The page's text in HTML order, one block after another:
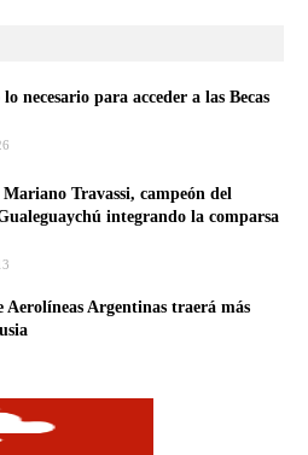
necesario para acceder a las Becas
Mariano Travassi, campeón del
integrando la comparsa
Aerolíneas Argentinas traerá más